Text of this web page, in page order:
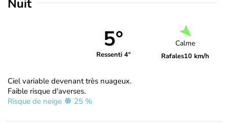
Nuit
5°
Ressenti 4°
Calme
Rafales10 km/h
Ciel variable devenant très nuageux.
Faible risque d'averses.
Risque de neige
25 %